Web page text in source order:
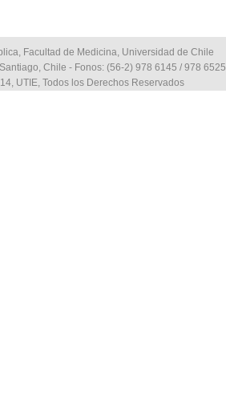
Facultad de Medicina, Universidad de Chile
Chile - Fonos: (56-2) 978 6145 / 978 6525
UTIE, Todos los Derechos Reservados